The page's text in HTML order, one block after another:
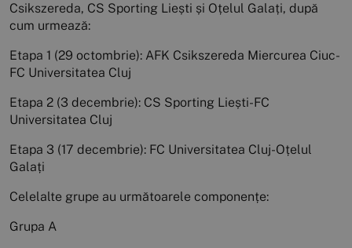
Csikszereda, CS Sporting Liești și Oțelul Galați, după
cum urmează:
Etapa 1 (29 octombrie): AFK Csikszereda Miercurea Ciuc-
FC Universitatea Cluj
Etapa 2 (3 decembrie): CS Sporting Liești-FC
Universitatea Cluj
Etapa 3 (17 decembrie): FC Universitatea Cluj-Oțelul
Galați
Celelalte grupe au următoarele componențe:
Grupa A